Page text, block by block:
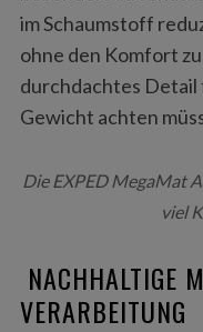
im Schaumstoff
ohne den Komfort
durchdachtes Detail
Gewicht achten
Die EXPED MegaMat
viel
NACHHALTIGE
VERARBEITUNG